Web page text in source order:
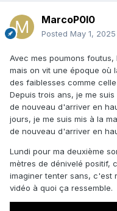
MarcoP0l0
Posted May 1, 2025
Avec mes poumons
mais on vit une époque où
des faiblesses comme
Depuis trois ans, je me
de nouveau d'arriver en
jours, je me suis mis à la
de nouveau d'arriver en
Lundi pour ma deuxième
mètres de dénivelé positif,
imaginer tenter sans, c'est
vidéo à quoi ça ressemble.